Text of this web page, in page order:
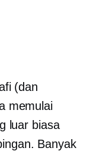
(dan
memulai
luar biasa
Banyak